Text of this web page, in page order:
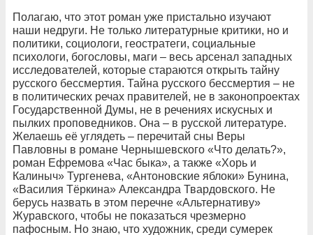
Полагаю, что этот роман уже пристально изучают
наши недруги. Не только литературные критики, но и
политики, социологи, геостратеги, социальные
психологи, богословы, маги – весь арсенал западных
исследователей, которые стараются открыть тайну
русского бессмертия. Тайна русского бессмертия – не
в политических речах правителей, не в законопроектах
Государственной Думы, не в речениях искусных и
пылких проповедников. Она – в русской литературе.
Желаешь её углядеть – перечитай сны Веры
Павловны в романе Чернышевского «Что делать?»,
роман Ефремова «Час быка», а также «Хорь и
Калиныч» Тургенева, «Антоновские яблоки» Бунина,
«Василия Тёркина» Александра Твардовского. Не
берусь назвать в этом перечне «Альтернативу»
Журавского, чтобы не показаться чрезмерно
пафосным. Но знаю, что художник, среди сумерек